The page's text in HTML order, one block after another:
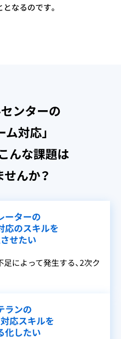
なるのです。
センターの
対応」
んな課題は
んか？
ーターの
応のスキルを
せたい
足によって発生する、2次ク
ランの
応スキルを
化したい